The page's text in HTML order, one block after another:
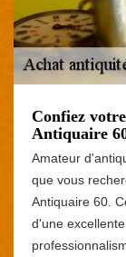
Confiez
Antiquaire
Amateur
que vous
Antiquaire 60.
d'une